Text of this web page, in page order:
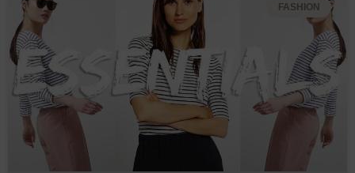
FASHION